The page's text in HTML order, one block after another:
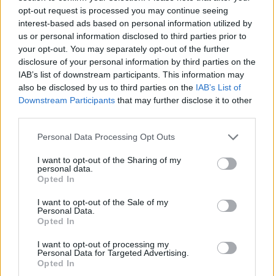
opt-out request is processed you may continue seeing
interest-based ads based on personal information utilized by
us or personal information disclosed to third parties prior to
your opt-out. You may separately opt-out of the further
disclosure of your personal information by third parties on the
IAB’s list of downstream participants. This information may
also be disclosed by us to third parties on the IAB’s List of
Downstream Participants that may further disclose it to other
Please note that this website/app uses one or more Google
not limited to your visit or usage behaviour. You may click to
grant or deny consent to Google and its third-party tags to
use your data for below specified purposes in below Google
consent section.
Personal Data Processing Opt Outs
I want to opt-out of the Sharing of my
personal data.
Opted In
I want to opt-out of the Sale of my
Personal Data.
Opted In
I want to opt-out of processing my
Personal Data for Targeted Advertising.
Opted In
παρατάξεων που ξεπέρασαν το εκλογικό όριο
του 3%, ο Δρόσος Τσαβλής από την παράταξη
«Ολοι Εμείς», η Μαρία Κέκη από την «Πόλη
Ανάποδα» και ο Στέργιος Καλόγηρος από τη
«Θεσσαλονίκη Μακεδονία».
ΔΙΑΦΗΜΙΣΗ